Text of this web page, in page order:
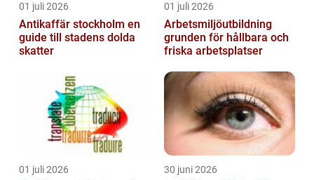
01 juli 2026
Antikaffär stockholm en
guide till stadens dolda
skatter
01 juli 2026
Arbetsmiljöutbildning
grunden för hållbara och
friska arbetsplatser
01 juli 2026 30 juni 2026